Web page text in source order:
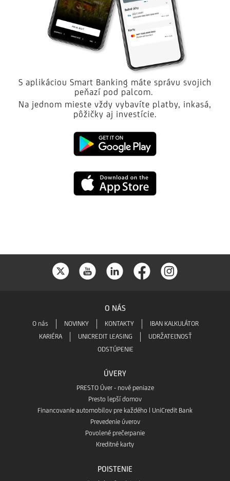
S aplikáciou Smart Banking máte správu svojich
peňazí pod palcom.
Na jednom mieste vždy vybavíte platby, inkasá,
pôžičky aj investície.
Google
play
App
O NÁS
O nás NOVINKY KONTAKTY
IBAN KALKULÁTOR
KARIÉRA
UNICREDIT LEASING
UDRŽATEĽNOSŤ
ODSTÚPENIE
ÚVERY
PRESTO Úver - nové peniaze
Presto lepší domov
Financovanie automobilov pre každého | UniCredit Bank
Prevedenie úverov
Povolené prečerpanie
Kreditné karty
POISTENIE